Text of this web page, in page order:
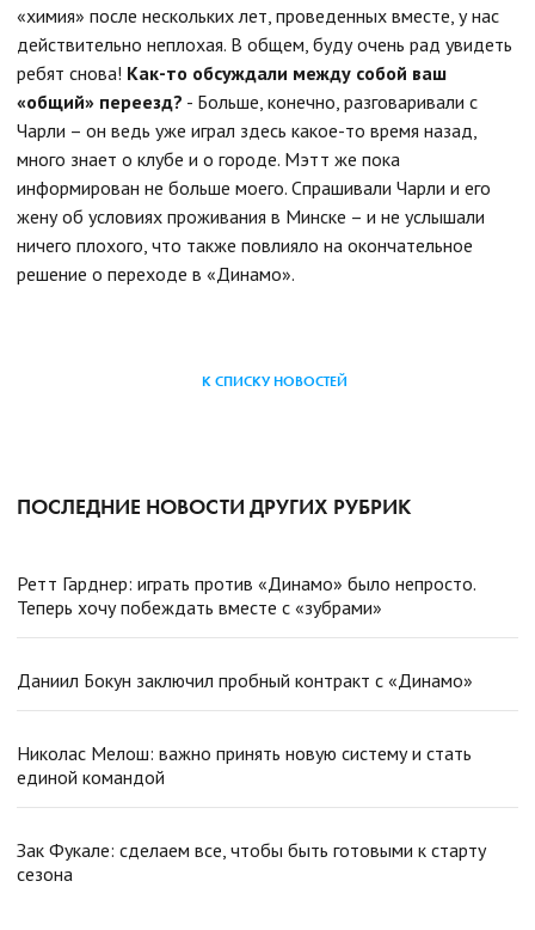
«химия» после нескольких лет, проведенных вместе, у нас
действительно неплохая. В общем, буду очень рад увидеть
ребят снова! Как-то обсуждали между собой ваш
«общий» переезд? - Больше, конечно, разговаривали с
Чарли – он ведь уже играл здесь какое-то время назад,
много знает о клубе и о городе. Мэтт же пока
информирован не больше моего. Спрашивали Чарли и его
жену об условиях проживания в Минске – и не услышали
ничего плохого, что также повлияло на окончательное
решение о переходе в «Динамо».
К СПИСКУ НОВОСТЕЙ
ПОСЛЕДНИЕ НОВОСТИ ДРУГИХ РУБРИК
Ретт Гарднер: играть против «Динамо» было непросто.
Теперь хочу побеждать вместе с «зубрами»
Даниил Бокун заключил пробный контракт с «Динамо»
Николас Мелош: важно принять новую систему и стать
единой командой
Зак Фукале: сделаем все, чтобы быть готовыми к старту
сезона